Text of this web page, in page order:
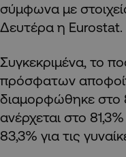
σύμφωνα με
Δευτέρα η Eurostat.
Συγκεκριμένα, το
πρόσφατων
διαμορφώθηκε στο
ανέρχεται στο
83,3% για τις